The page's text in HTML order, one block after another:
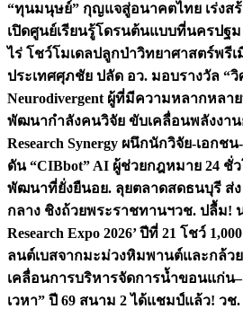
“ทุนมนุษย์” กุญแจสู่อนาคตไทย เร่งสร้
เปิดศูนย์เรียนรู้โดรนต้นแบบที่นครปฐ
ไร่ โชว์โมเดลปลูกป่าวิทยาศาสตร์พรี
ประเทศศุภชัย ปลัด อว. มอบรางวัล “
Neurodivergent ผู้ที่มีความหลากหล
พัฒนากำลังคนวิจัย ขับเคลื่อนพลังงาน
Research Synergy ผนึกนักวิจัย-เอก
ดัน “CIBbot” AI ผู้ช่วยกฎหมาย 24
พัฒนาที่ยั่งยืนอย. ลุยตลาดสดธนบุรี ส่
กลาง ชิงถ้วยพระราชทานฯวช. ปลื้ม!
Research Expo 2026’ ปีที่ 21 โชว์
ลนต์เบสจากมะม่วงหิมพานต์และกล้ว
เคลื่อนการบริหารจัดการน้ำขอนแก่น
เวหา” ปี 69 สนาม 2 ได้แชมป์แล้ว! ว